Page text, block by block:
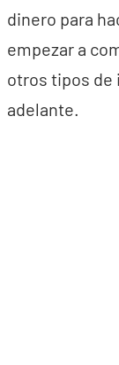
dinero para
empezar a
otros tipos de
adelante.